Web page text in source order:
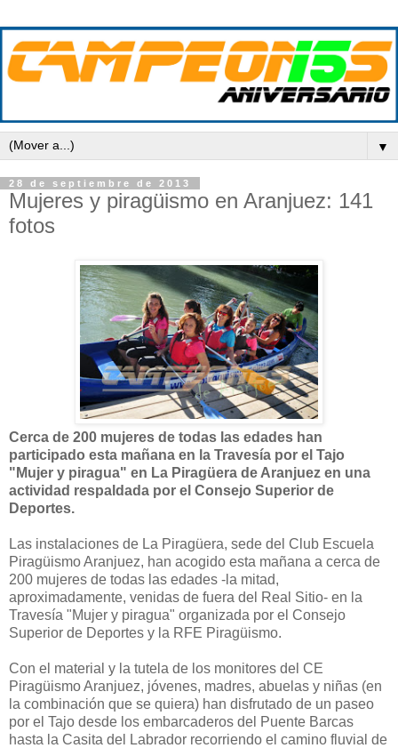
▼
28 de septiembre de 2013
Mujeres y piragüismo en Aranjuez: 141
fotos
Cerca de 200 mujeres de todas las edades han
participado esta mañana en la Travesía por el Tajo
"Mujer y piragua" en La Piragüera de Aranjuez en una
actividad respaldada por el Consejo Superior de
Deportes.
Las instalaciones de La Piragüera, sede del Club Escuela
Piragüismo Aranjuez, han acogido esta mañana a cerca de
200 mujeres de todas las edades -la mitad,
aproximadamente, venidas de fuera del Real Sitio- en la
Travesía "Mujer y piragua" organizada por el Consejo
Superior de Deportes y la RFE Piragüismo.
Con el material y la tutela de los monitores del CE
Piragüismo Aranjuez, jóvenes, madres, abuelas y niñas (en
la combinación que se quiera) han disfrutado de un paseo
por el Tajo desde los embarcaderos del Puente Barcas
hasta la Casita del Labrador recorriendo el camino fluvial de